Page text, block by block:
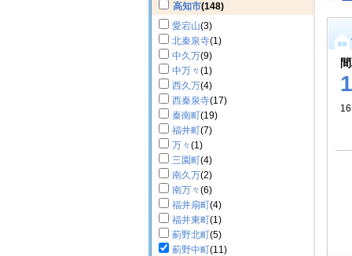
高知市(148)
愛宕山(3)
北秦泉寺(1)
中久万(9)
中万々(1)
西久万(4)
西秦泉寺(17)
秦南町(19)
福井町(7)
万々(1)
三園町(4)
南久万(2)
南万々(6)
福井扇町(4)
福井東町(1)
薊野北町(5)
薊野中町(11)